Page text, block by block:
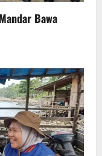
Bawa